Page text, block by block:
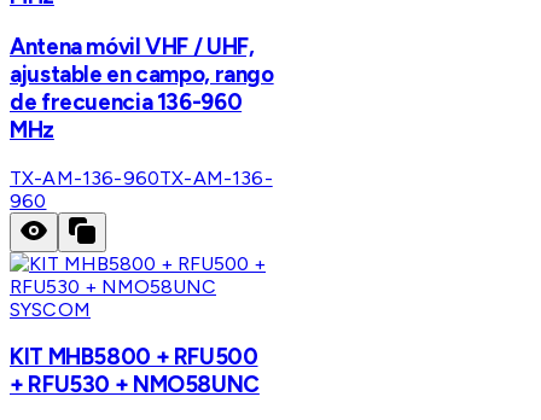
Antena móvil VHF / UHF,
ajustable en campo, rango
de frecuencia 136-960
MHz
TX-AM-136-960TX-AM-136-
960
SYSCOM
KIT MHB5800 + RFU500
+ RFU530 + NMO58UNC